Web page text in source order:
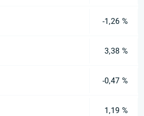
-1,26 %
3,38 %
-0,47 %
1,19 %